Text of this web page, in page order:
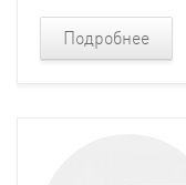
Подробнее